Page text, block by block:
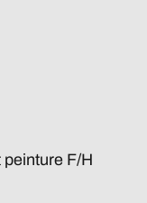
F/H